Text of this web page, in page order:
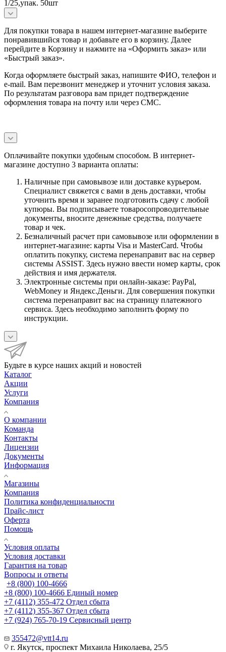
1/25,упак. 50шт
Для покупки товара в нашем интернет-магазине выберите
понравившийся товар и добавьте его в корзину. Далее
перейдите в Корзину и нажмите на «Оформить заказ» или
«Быстрый заказ».
Когда оформляете быстрый заказ, напишите ФИО, телефон и
e-mail. Вам перезвонит менеджер и уточнит условия заказа.
По результатам разговора вам придет подтверждение
оформления товара на почту или через СМС.
Оплачивайте покупки удобным способом. В интернет-
магазине доступно 3 варианта оплаты:
Наличные при самовывозе или доставке курьером.
Специалист свяжется с вами в день доставки, чтобы
уточнить время и заранее подготовить сдачу с любой
купюры. Вы подписываете товаросопроводительные
документы, вносите денежные средства, получаете
товар и чек.
Безналичный расчет при самовывозе или оформлении в
интернет-магазине: карты Visa и MasterCard. Чтобы
оплатить покупку, система перенаправит вас на сервер
системы ASSIST. Здесь нужно ввести номер карты, срок
действия и имя держателя.
Электронные системы при онлайн-заказе: PayPal,
WebMoney и Яндекс.Деньги. Для совершения покупки
система перенаправит вас на страницу платежного
сервиса. Здесь необходимо заполнить форму по
инструкции.
Будьте в курсе наших акций и новостей
Каталог
Акции
Услуги
Компания
О компании
Команда
Контакты
Лицензии
Документы
Информация
Магазины
Компания
Политика конфиденциальности
Прайс-лист
Оферта
Помощь
Условия оплаты
Условия доставки
Гарантия на товар
Вопросы и ответы
+8 (800) 100-4666
+8 (800) 100-4666 Единый номер
+7 (4112) 355-472 Отдел сбыта
+7 (4112) 355-367 Отдел сбыта
+7 (924) 765-70-19 Сервисный центр
355472@vtt14.ru
г. Якутск, проспект Михаила Николаева, 25/5